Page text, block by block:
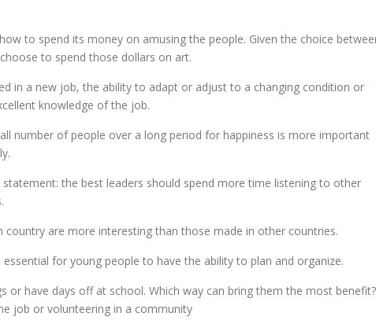
to spend its money on amusing the people. Given the choice
to spend those dollars on art.
in a new job, the ability to adapt or adjust to a changing condition or
knowledge of the job.
number of people over a long period for happiness is more important
the best leaders should spend more time listening to other
country are more interesting than those made in other countries.
for young people to have the ability to plan and organize.
or have days off at school. Which way can bring them the most benefit?
job or volunteering in a community